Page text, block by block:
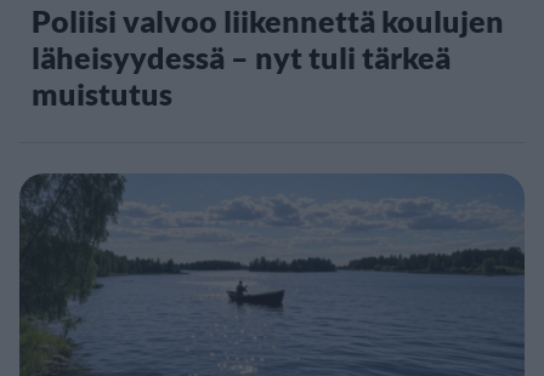
Poliisi valvoo liikennettä koulujen
läheisyydessä – nyt tuli tärkeä
muistutus